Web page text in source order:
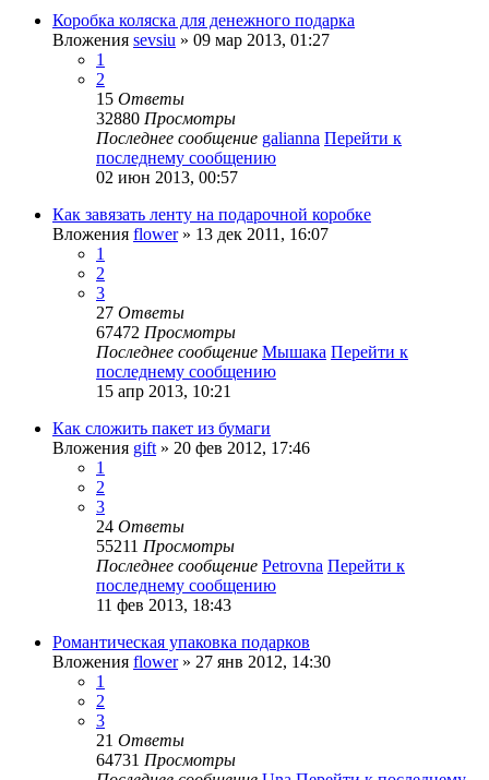
Коробка коляска для денежного подарка
Вложения sevsiu » 09 мар 2013, 01:27
1
2
15 Ответы
32880 Просмотры
Последнее сообщение galianna Перейти к
последнему сообщению
02 июн 2013, 00:57
Как завязать ленту на подарочной коробке
Вложения flower» 13 дек 2011, 16:07
1
2
3
27 Ответы
67472 Просмотры
Последнее сообщение Мышака Перейти к
последнему сообщению
15 апр 2013, 10:21
Как сложить пакет из бумаги
Вложения gift » 20 фев 2012, 17:46
1
2
3
24 Ответы
55211 Просмотры
Последнее сообщение Petrovna Перейти к
последнему сообщению
11 фев 2013, 18:43
Романтическая упаковка подарков
Вложения flower» 27 янв 2012, 14:30
1
2
3
21 Ответы
64731 Просмотры